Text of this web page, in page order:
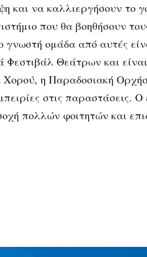
και να καλλιεργήσουν το
που θα βοηθήσουν
γνωστή ομάδα από αυτές
Φεστιβάλ Θεάτρων και
Χορού, η Παραδοσιακή
στις παραστάσεις. Ο
πολλών φοιτητών και